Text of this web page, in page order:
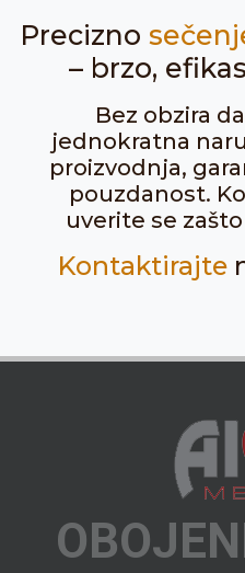
Precizno
– brzo,
Bez obzira
jednokratna
proizvodnja,
pouzdanost.
uverite se
Kontaktirajte